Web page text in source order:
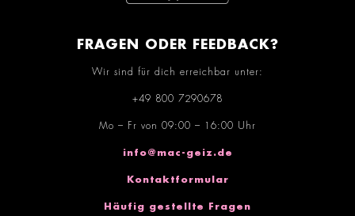
FRAGEN ODER FEEDBACK?
Wir sind für dich erreichbar unter:
+49 800 7290678
Mo – Fr von 09:00 – 16:00 Uhr
info@mac-geiz.de
Kontaktformular
Häufig gestellte Fragen